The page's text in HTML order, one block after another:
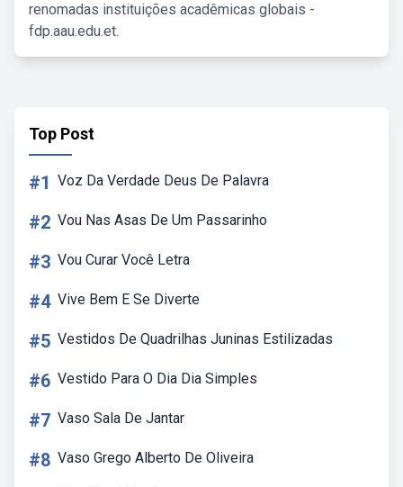
renomadas instituições acadêmicas globais -
fdp.aau.edu.et.
Top Post
#1 Voz Da Verdade Deus De Palavra
#2 Vou Nas Asas De Um Passarinho
#3 Vou Curar Você Letra
#4 Vive Bem E Se Diverte
#5 Vestidos De Quadrilhas Juninas Estilizadas
#6 Vestido Para O Dia Dia Simples
#7 Vaso Sala De Jantar
#8 Vaso Grego Alberto De Oliveira